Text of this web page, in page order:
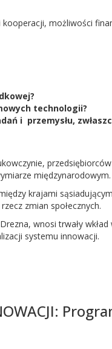
możliwości
technologii?
i przemysłu,
międzynarodowym.
krajami
zmian społecznych.
wnosi trwały
systemu innowacji.